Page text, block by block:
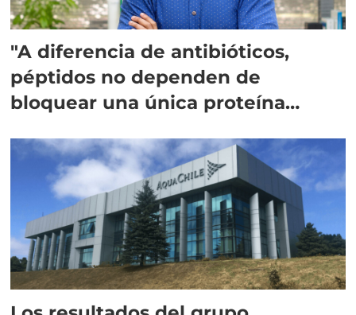
"A diferencia de antibióticos,
péptidos no dependen de
bloquear una única proteína